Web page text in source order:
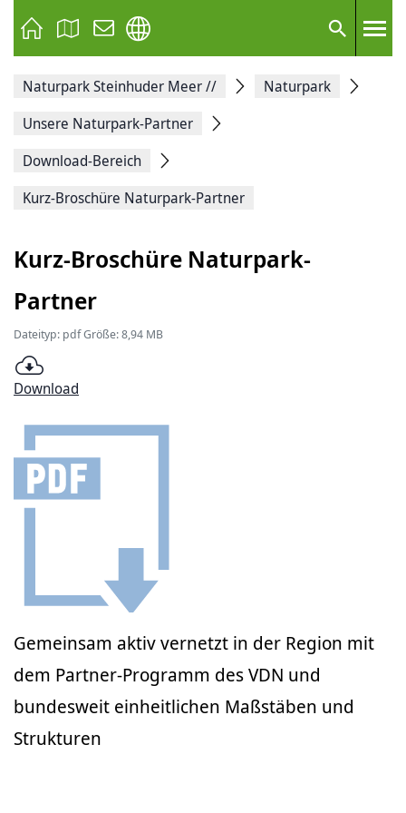
Suche
Facebook
teilen
Seitenlink
Seite
Naturpark Steinhuder Meer//
Naturpark
Unsere Naturpark-Partner
Download-Bereich
Kurz-Broschüre Naturpark-Partner
Kurz-Broschüre Naturpark-
Partner
Dateityp: pdf Größe: 8,94 MB
Download
Gemeinsam aktiv vernetzt in der Region mit
dem Partner-Programm des VDN und
bundesweit einheitlichen Maßstäben und
Strukturen